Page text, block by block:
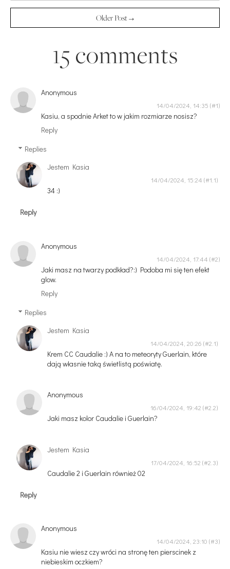
Older Post →
15 comments
Anonymous
14/04/2024, 14:35
Kasiu, a spodnie Arket to w jakim rozmiarze nosisz?
Reply
Replies
Jestem Kasia
14/04/2024, 15:24
34 :)
Reply
Anonymous
14/04/2024, 17:44
Jaki masz na twarzy podkład?:) Podoba mi się ten efekt
glow.
Reply
Replies
Jestem Kasia
14/04/2024, 20:26
Krem CC Caudalie :) A na to meteoryty Guerlain, które
dają własnie taką świetlistą poświatę.
Anonymous
16/04/2024, 19:42
Jaki masz kolor Caudalie i Guerlain?
Jestem Kasia
17/04/2024, 16:52
Caudalie 2 i Guerlain również 02
Reply
Anonymous
14/04/2024, 23:10
Kasiu nie wiesz czy wróci na stronę ten pierscinek z
niebieskim oczkiem?